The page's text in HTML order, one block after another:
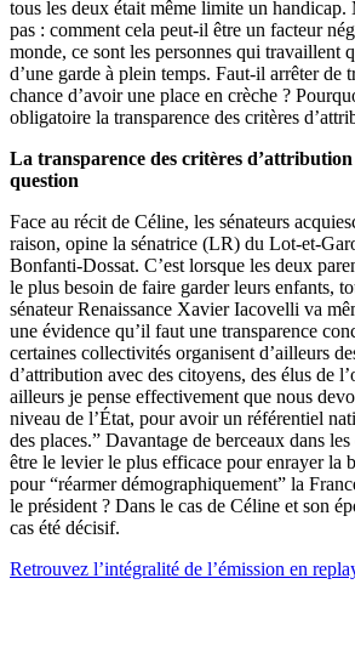
tous les deux était même limite un handicap.
pas : comment cela peut-il être un facteur
monde, ce sont les personnes qui travaillent
d’une garde à plein temps. Faut-il arrêter de
chance d’avoir une place en crèche ?
obligatoire la transparence des critères
La transparence des critères d’attribution
question
Face au récit de Céline, les sénateurs
raison, opine la sénatrice (LR) du Lot-et-
Bonfanti-Dossat. C’est lorsque les deux
le plus besoin de faire garder leurs enfants,
sénateur Renaissance Xavier Iacovelli va
une évidence qu’il faut une transparence
certaines collectivités organisent d’ailleurs
d’attribution avec des citoyens, des élus de
ailleurs je pense effectivement que nous
niveau de l’État, pour avoir un référentiel
des places.” Davantage de berceaux dans
être le levier le plus efficace pour enrayer la
pour “réarmer démographiquement” la
le président ? Dans le cas de Céline et son
cas été décisif.
Retrouvez l’intégralité de l’émission en